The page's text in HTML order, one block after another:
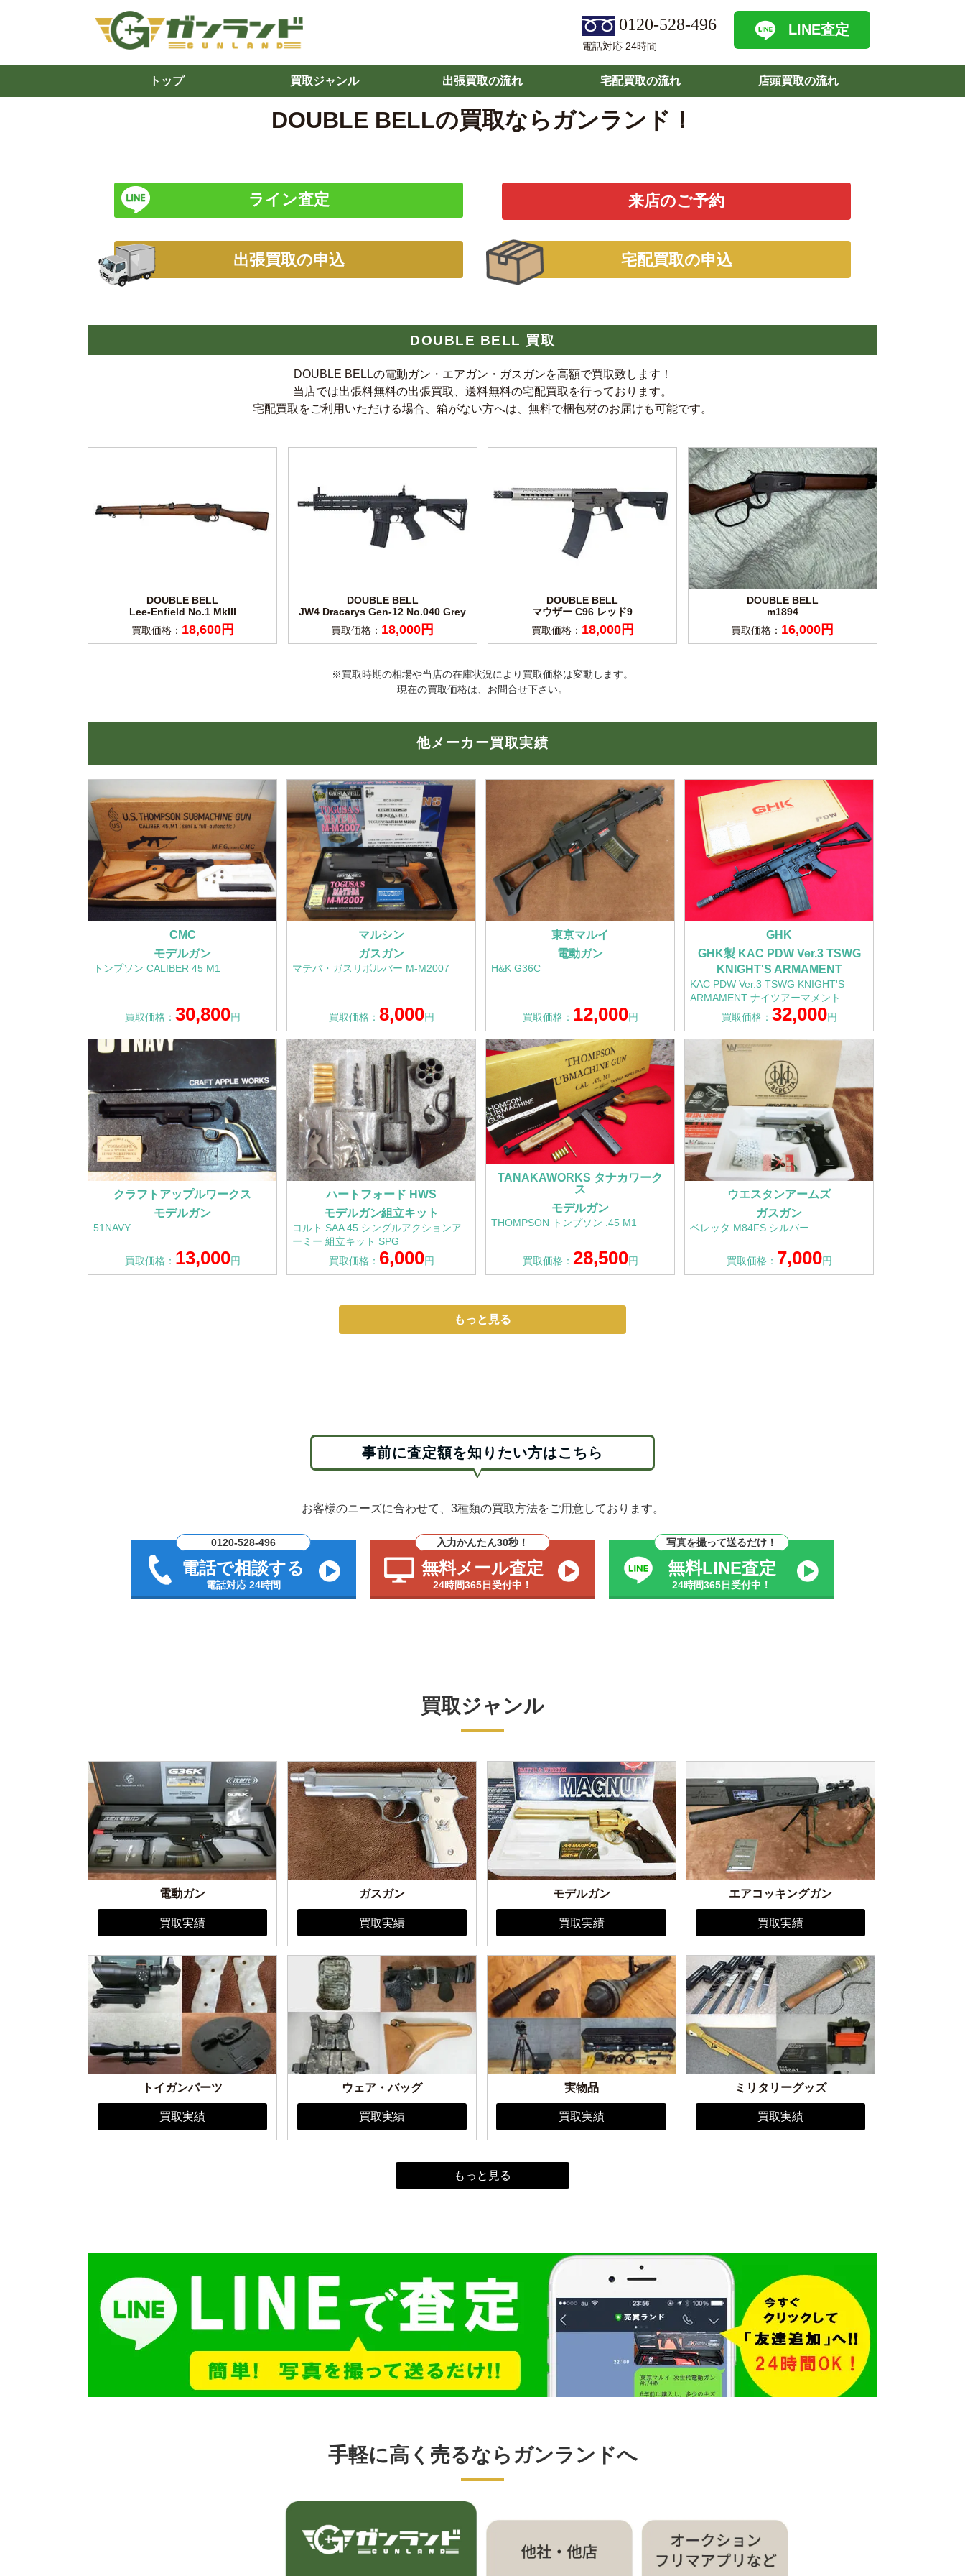
0120-528-496
電話対応 24時間
LINE査定
トップ 買取ジャンル 出張買取の流れ 宅配買取の流れ 店頭買取の流れ
DOUBLE BELLの買取ならガンランド！
ライン査定 来店のご予約
出張買取の申込 宅配買取の申込
DOUBLE BELL 買取
DOUBLE BELLの電動ガン・エアガン・ガスガンを高額で買取致します！
当店では出張料無料の出張買取、送料無料の宅配買取を行っております。
宅配買取をご利用いただける場合、箱がない方へは、無料で梱包材のお届けも可能です。
DOUBLE BELL
Lee-Enfield No.1 MkIII
買取価格： 18,600円
DOUBLE BELL
JW4 Dracarys Gen-12 No.040 Grey
買取価格： 18,000円
DOUBLE BELL
マウザー C96 レッド9
買取価格： 18,000円
DOUBLE BELL
m1894
買取価格： 16,000円
※買取時期の相場や当店の在庫状況により買取価格は変動します。
現在の買取価格は、お問合せ下さい。
他メーカー買取実績
CMC
モデルガン
トンプソン CALIBER 45 M1
買取価格： 30,800円
マルシン
ガスガン
マテバ・ガスリボルバー M-M2007
買取価格： 8,000円
東京マルイ
電動ガン
H&K G36C
買取価格： 12,000円
GHK
GHK製 KAC PDW Ver.3 TSWG
KNIGHT'S ARMAMENT
KAC PDW Ver.3 TSWG KNIGHT'S
ARMAMENT ナイツアーマメント
買取価格： 32,000円
クラフトアップルワークス
モデルガン
51NAVY
買取価格： 13,000円
ハートフォード HWS
モデルガン組立キット
コルト SAA 45 シングルアクションア
ーミー 組立キット SPG
買取価格： 6,000円
TANAKAWORKS タナカワーク
ス
モデルガン
THOMPSON トンプソン .45 M1
買取価格： 28,500円
ウエスタンアームズ
ガスガン
ベレッタ M84FS シルバー
買取価格： 7,000円
もっと見る
事前に査定額を知りたい方はこちら
お客様のニーズに合わせて、3種類の買取方法をご用意しております。
0120-528-496
電話で相談する
電話対応 24時間
入力かんたん30秒！
無料メール査定
24時間365日受付中！
写真を撮って送るだけ！
無料LINE査定
24時間365日受付中！
買取ジャンル
電動ガン
買取実績
ガスガン
買取実績
モデルガン
買取実績
エアコッキングガン
買取実績
トイガンパーツ
買取実績
ウェア・バッグ
買取実績
実物品
買取実績
ミリタリーグッズ
買取実績
もっと見る
手軽に高く売るならガンランドへ